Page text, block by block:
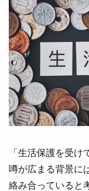
「生活保護を受け
噂が広まる背景に
絡み合っていると